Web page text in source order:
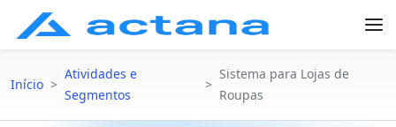
Início >
Atividades e
Segmentos
>
Sistema para Lojas de
Roupas